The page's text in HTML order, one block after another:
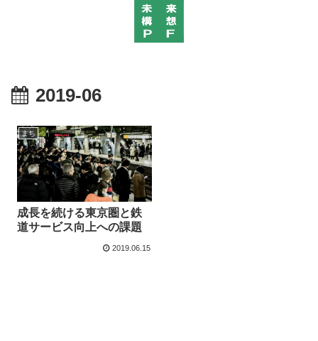
2019-06
まち
成長を続ける東京圏と鉄
道サービス向上への課題
2019.06.15